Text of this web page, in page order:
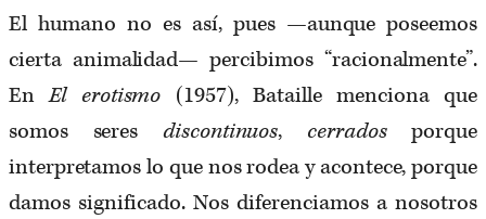
El humano no es así, pues —aunque poseemos
cierta animalidad— percibimos “racionalmente”.
EnEl erotismo (1957), Bataille menciona que
somos seresdiscontinuos, cerradosporque
interpretamos lo que nos rodea y acontece, porque
damos significado. Nos diferenciamos a nosotros